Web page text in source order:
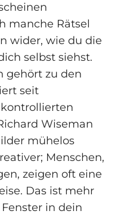
manche Rätsel
wider, wie du die
selbst siehst.
gehört zu den
seit
Wiseman
mühelos
Menschen,
zeigen oft eine
Das ist mehr
in dein